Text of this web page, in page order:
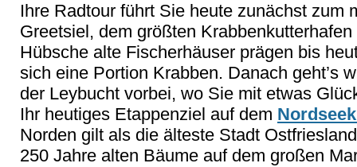
Ihre Radtour führt Sie heute zunächst zum
Greetsiel, dem größten
Hübsche alte Fischerhäuser prägen bis
sich eine Portion Krabben. Danach geht’s
der Leybucht vorbei, wo Sie mit etwas
Ihr heutiges Etappenziel auf dem
Norden gilt als die älteste Stadt
250 Jahre alten Bäume auf dem großen